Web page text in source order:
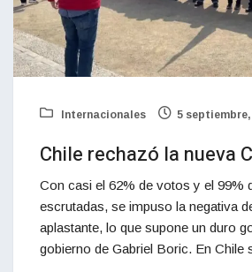
Internacionales 5 septiembre,
Chile rechazó la nueva
Con casi el 62% de votos y el 99%
escrutadas, se impuso la negativa
aplastante, lo que supone un duro
gobierno de Gabriel Boric. En Chile